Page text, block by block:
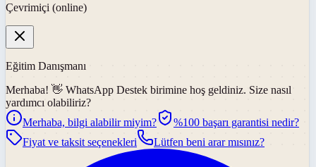
Çevrimiçi (online)
Eğitim Danışmanı
Merhaba! 👋 WhatsApp Destek birimine hoş geldiniz. Size nasıl
yardımcı olabiliriz?
Merhaba, bilgi alabilir miyim?
%100 başarı garantisi nedir?
Fiyat ve taksit seçenekleri
Lütfen beni arar mısınız?